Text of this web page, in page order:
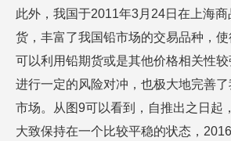
此外，我国于2011年3月24日在上海
货，丰富了我国铅市场的交易品种，
可以利用铅期货或是其他价格相关性
进行一定的风险对冲，也极大地完善
市场。从图9可以看到，自推出之日起
大致保持在一个比较平稳的状态，2016